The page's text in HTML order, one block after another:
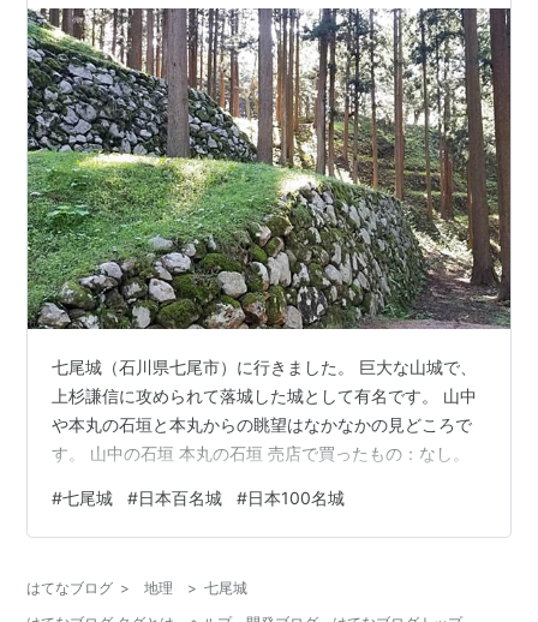
七尾城（石川県七尾市）に行きました。 巨大な山城で、
上杉謙信に攻められて落城した城として有名です。 山中
や本丸の石垣と本丸からの眺望はなかなかの見どころで
す。 山中の石垣 本丸の石垣 売店で買ったもの：なし。
#七尾城 #日本百名城 #日本100名城
はてなブログ > 地理 > 七尾城